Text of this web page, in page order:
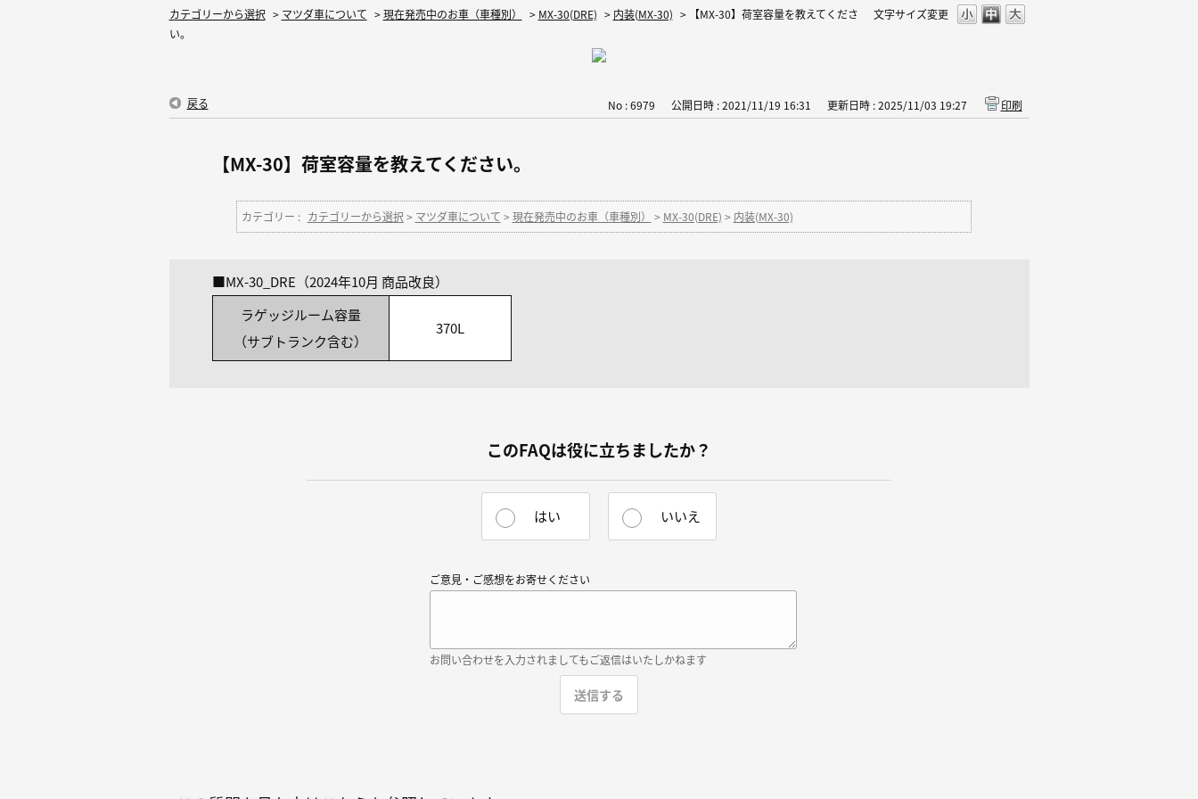
文字サイズ変更
カテゴリーから選択 > マツダ車について >現在発売中のお車（車種別） > MX-30(DRE) > 内装(MX-30) >
【MX-30】荷室容量を教えてくださ
い。
戻る No : 6979 公開日時 : 2021/11/19 16:31 更新日時 : 2025/11/03 19:27 印刷
【MX-30】荷室容量を教えてください。
カテゴリー : カテゴリーから選択 > マツダ車について > 現在発売中のお車（車種別） > MX-30(DRE) > 内装(MX-30)
■MX-30_DRE（2024年10月 商品改良）
ラゲッジルーム容量
（サブトランク含む）
370L
このFAQは役に立ちましたか？
はい いいえ
ご意見・ご感想をお寄せください
お問い合わせを入力されましてもご返信はいたしかねます